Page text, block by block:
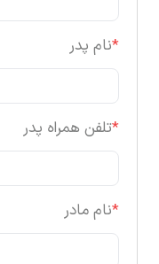
*نام پدر
*تلفن همراه پدر
*نام مادر